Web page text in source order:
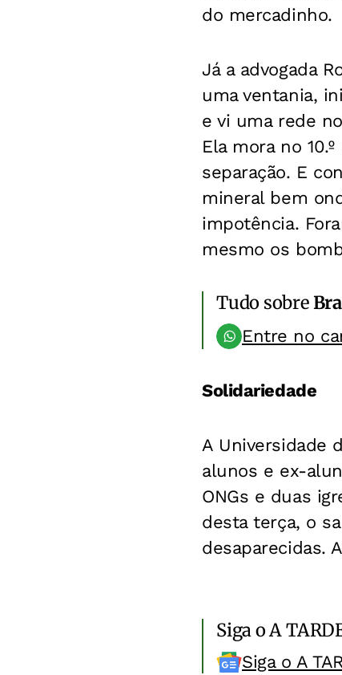
do mercadinho.
Já a advogada
uma ventania,
e vi uma rede
Ela mora no
separação. E
mineral bem
impotência.
mesmo os
Tudo sobre
Entre no
Solidariedade
A Universidade
alunos e ex-
ONGs e duas
desta terça, o
desaparecidas.
Siga o A
Siga o A